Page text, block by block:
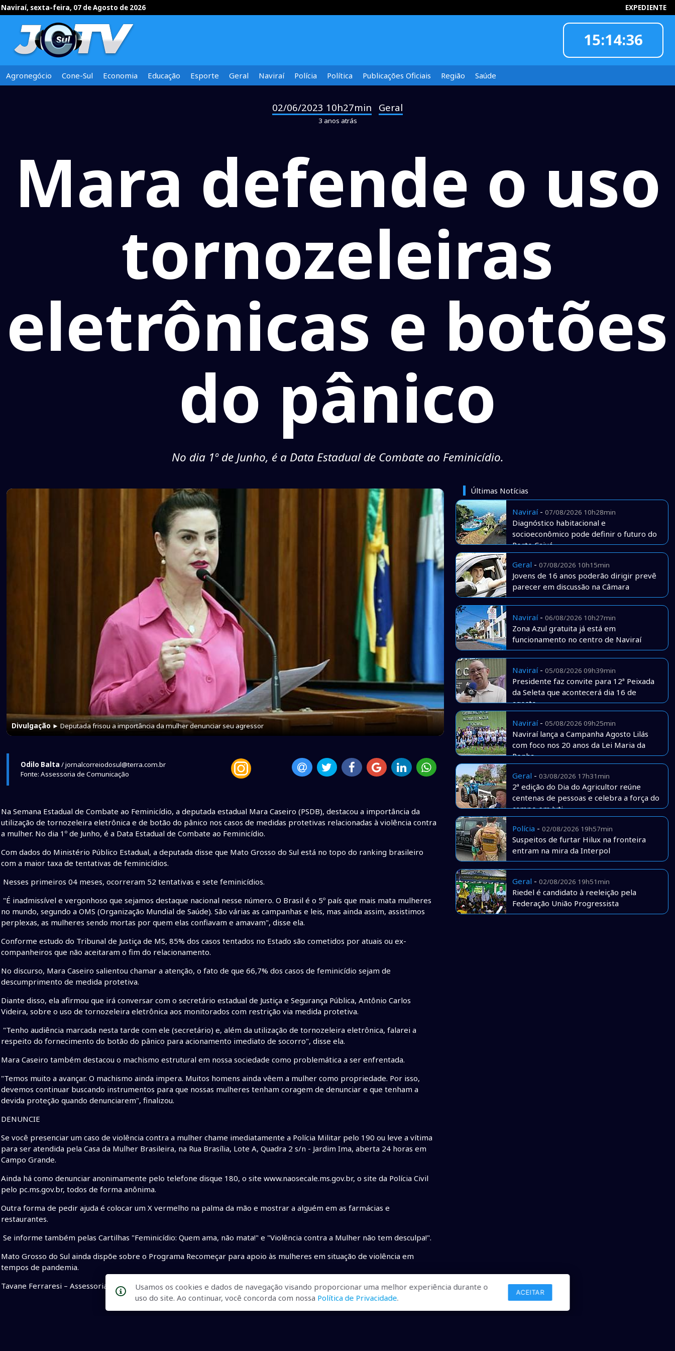
Naviraí, sexta-feira, 07 de Agosto de 2026 EXPEDIENTE
15:14:37
INFORMOU
Agronegócio Cone-Sul Economia Educação Esporte Geral Naviraí Polícia Política Publicações Oficiais Região Saúde
02/06/2023 10h27min Geral
3 anos atrás
Mara defende o uso
tornozeleiras
eletrônicas e botões
do pânico
No dia 1º de Junho, é a Data Estadual de Combate ao Feminicídio.
Divulgação ► Deputada frisou a importância da mulher denunciar seu agressor
Odilo Balta / jornalcorreiodosul@terra.com.br
Fonte: Assessoria de Comunicação
Na Semana Estadual de Combate ao Feminicídio, a deputada estadual Mara Caseiro (PSDB), destacou a importância da
utilização de tornozeleira eletrônica e de botão do pânico nos casos de medidas protetivas relacionadas à violência contra
a mulher. No dia 1º de Junho, é a Data Estadual de Combate ao Feminicídio.
Com dados do Ministério Público Estadual, a deputada disse que Mato Grosso do Sul está no topo do ranking brasileiro
com a maior taxa de tentativas de feminicídios.
Nesses primeiros 04 meses, ocorreram 52 tentativas e sete feminicídios.
"É inadmissível e vergonhoso que sejamos destaque nacional nesse número. O Brasil é o 5º país que mais mata mulheres
no mundo, segundo a OMS (Organização Mundial de Saúde). São várias as campanhas e leis, mas ainda assim, assistimos
perplexas, as mulheres sendo mortas por quem elas confiavam e amavam", disse ela.
Conforme estudo do Tribunal de Justiça de MS, 85% dos casos tentados no Estado são cometidos por atuais ou ex-
companheiros que não aceitaram o fim do relacionamento.
No discurso, Mara Caseiro salientou chamar a atenção, o fato de que 66,7% dos casos de feminicídio sejam de
descumprimento de medida protetiva.
Diante disso, ela afirmou que irá conversar com o secretário estadual de Justiça e Segurança Pública, Antônio Carlos
Videira, sobre o uso de tornozeleira eletrônica aos monitorados com restrição via medida protetiva.
"Tenho audiência marcada nesta tarde com ele (secretário) e, além da utilização de tornozeleira eletrônica, falarei a
respeito do fornecimento do botão do pânico para acionamento imediato de socorro", disse ela.
Mara Caseiro também destacou o machismo estrutural em nossa sociedade como problemática a ser enfrentada.
"Temos muito a avançar. O machismo ainda impera. Muitos homens ainda vêem a mulher como propriedade. Por isso,
devemos continuar buscando instrumentos para que nossas mulheres tenham coragem de denunciar e que tenham a
devida proteção quando denunciarem", finalizou.
DENUNCIE
Se você presenciar um caso de violência contra a mulher chame imediatamente a Polícia Militar pelo 190 ou leve a vítima
para ser atendida pela Casa da Mulher Brasileira, na Rua Brasília, Lote A, Quadra 2 s/n - Jardim Ima, aberta 24 horas em
Campo Grande.
Ainda há como denunciar anonimamente pelo telefone disque 180, o site www.naosecale.ms.gov.br, o site da Polícia Civil
pelo pc.ms.gov.br, todos de forma anônima.
Outra forma de pedir ajuda é colocar um X vermelho na palma da mão e mostrar a alguém em as farmácias e
restaurantes.
Se informe também pelas Cartilhas "Feminicídio: Quem ama, não mata!" e "Violência contra a Mulher não tem desculpa!".
Mato Grosso do Sul ainda dispõe sobre o Programa Recomeçar para apoio às mulheres em situação de violência em
tempos de pandemia.
Tavane Ferraresi – Assessoria de Imprensa do Gabinete
Últimas Notícias
Naviraí- 07/08/2026 10h28min
Diagnóstico habitacional e
socioeconômico pode definir o futuro do
Porto Caiuá
Geral - 07/08/2026 10h15min
Jovens de 16 anos poderão dirigir prevê
parecer em discussão na Câmara
Naviraí- 06/08/2026 10h27min
Zona Azul gratuita já está em
funcionamento no centro de Naviraí
Naviraí- 05/08/2026 09h39min
Presidente faz convite para 12ª Peixada
da Seleta que acontecerá dia 16 de
agosto
Naviraí- 05/08/2026 09h25min
Naviraí lança a Campanha Agosto Lilás
com foco nos 20 anos da Lei Maria da
Penha
Geral - 03/08/2026 17h31min
2ª edição do Dia do Agricultor reúne
centenas de pessoas e celebra a força do
campo em Juti
Polícia - 02/08/2026 19h57min
Suspeitos de furtar Hilux na fronteira
entram na mira da Interpol
Geral - 02/08/2026 19h51min
Riedel é candidato à reeleição pela
Federação União Progressista
Usamos os cookies e dados de navegação visando proporcionar uma melhor experiência durante o
uso do site. Ao continuar, você concorda com nossa Política de Privacidade.
ACEITAR